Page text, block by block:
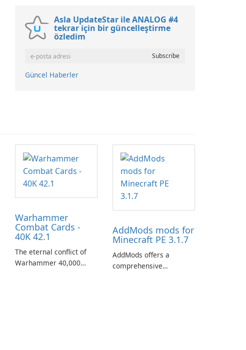
Asla UpdateStar ile ANALOG #4
tekrar için bir güncelleştirme
özledim
Güncel Haberler
Warhammer
Combat Cards -
40K 42.1
The eternal conflict of
Warhammer 40,000
AddMods mods for
Minecraft PE 3.1.7
AddMods offers a
comprehensive